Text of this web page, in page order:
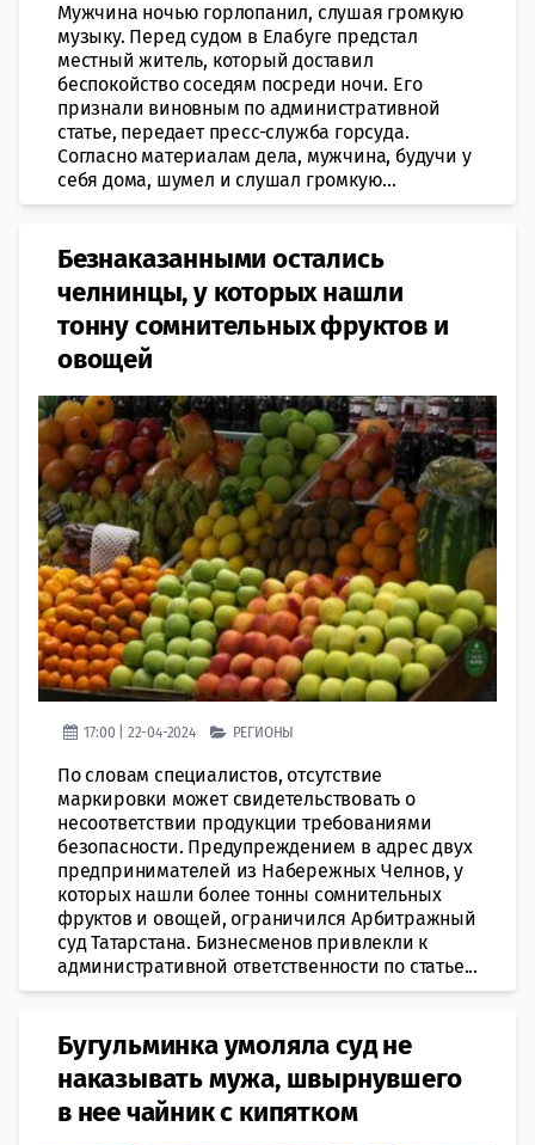
Мужчина ночью горлопанил, слушая громкую
музыку. Перед судом в Елабуге предстал
местный житель, который доставил
беспокойство соседям посреди ночи. Его
признали виновным по административной
статье, передает пресс-служба горсуда.
Согласно материалам дела, мужчина, будучи у
себя дома, шумел и слушал громкую...
Безнаказанными остались
челнинцы, у которых нашли
тонну сомнительных фруктов и
овощей
17:00 | 22-04-2024 РЕГИОНЫ
По словам специалистов, отсутствие
маркировки может свидетельствовать о
несоответствии продукции требованиями
безопасности. Предупреждением в адрес двух
предпринимателей из Набережных Челнов, у
которых нашли более тонны сомнительных
фруктов и овощей, ограничился Арбитражный
суд Татарстана. Бизнесменов привлекли к
административной ответственности по статье...
Бугульминка умоляла суд не
наказывать мужа, швырнувшего
в нее чайник с кипятком